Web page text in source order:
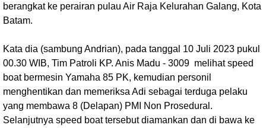
berangkat ke perairan pulau Air Raja Kelurahan Galang, Kota
Batam.
Kata dia (sambung Andrian), pada tanggal 10 Juli 2023 pukul
00.30 WIB, Tim Patroli KP. Anis Madu - 3009 melihat speed
boat bermesin Yamaha 85 PK, kemudian personil
menghentikan dan memeriksa Adi sebagai terduga pelaku
yang membawa 8 (Delapan) PMI Non Prosedural.
Selanjutnya speed boat tersebut diamankan dan di bawa ke